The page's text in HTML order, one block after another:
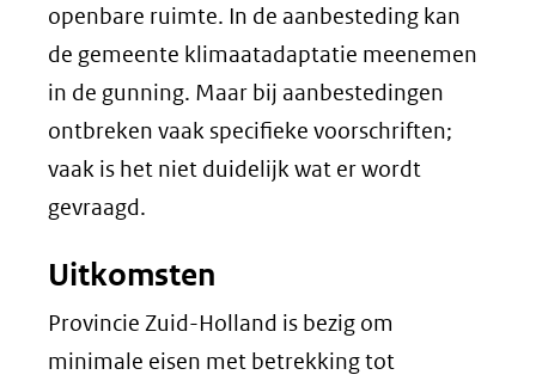
openbare ruimte. In de aanbesteding kan
de gemeente klimaatadaptatie meenemen
in de gunning. Maar bij aanbestedingen
ontbreken vaak specifieke voorschriften;
vaak is het niet duidelijk wat er wordt
gevraagd.
Uitkomsten
Provincie Zuid-Holland is bezig om
minimale eisen met betrekking tot